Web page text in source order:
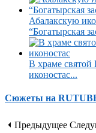
Абалакскую
“Богатырская
В храме
иконостас...
Сюжеты на
⏴ Предыдущее